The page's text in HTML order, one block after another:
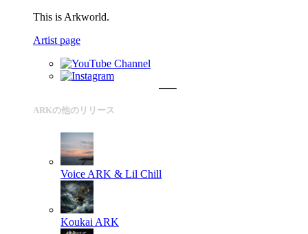
This is Arkworld.
Artist page
ARKの他のリリース
Voice ARK & Lil Chill
Koukai ARK